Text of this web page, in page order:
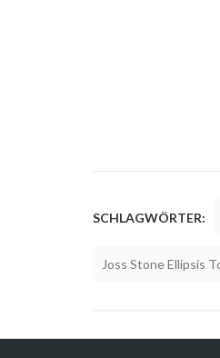
SCHLAGWÖRTER:
Joss Stone Ellipsis